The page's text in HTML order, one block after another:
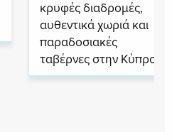
κρυφές διαδρομές,
αυθεντικά χωριά και
παραδοσιακές
ταβέρνες στην Κύπρο